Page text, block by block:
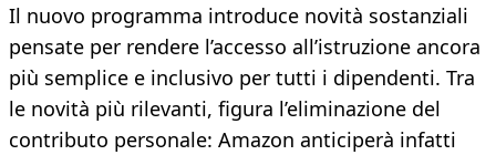
Il nuovo programma introduce novità sostanziali
pensate per rendere l’accesso all’istruzione ancora
più semplice e inclusivo per tutti i dipendenti. Tra
le novità più rilevanti, figura l’eliminazione del
contributo personale: Amazon anticiperà infatti